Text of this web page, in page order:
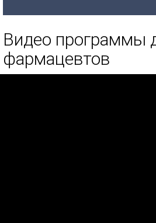
Видео программы
фармацевтов